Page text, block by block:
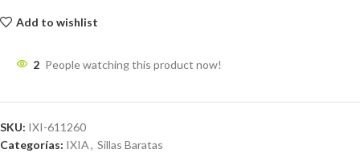
Add to wishlist
2 People watching this product now!
SKU: IXI-611260
Categorías: IXIA, Sillas Baratas